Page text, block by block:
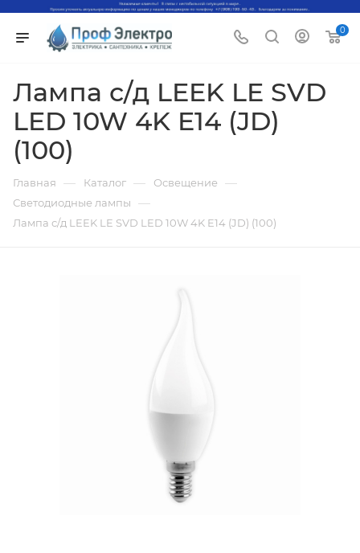
0
Лампа с/д LEEK LE SVD
LED 10W 4K E14 (JD)
(100)
Главная — Каталог — Освещение —
Светодиодные лампы —
Лампа с/д LEEK LE SVD LED 10W 4K E14 (JD) (100)